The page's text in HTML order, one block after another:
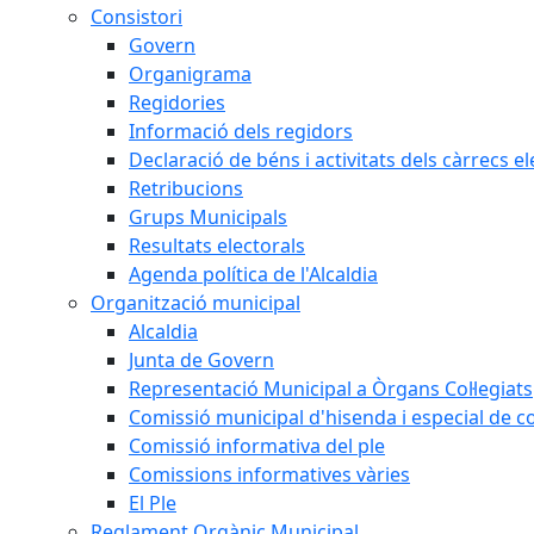
Consistori
Govern
Organigrama
Regidories
Informació dels regidors
Declaració de béns i activitats dels càrrecs
Retribucions
Grups Municipals
Resultats electorals
Agenda política de l'Alcaldia
Organització municipal
Alcaldia
Junta de Govern
Representació Municipal a Òrgans Col·legiats
Comissió municipal d'hisenda i especial de
Comissió informativa del ple
Comissions informatives vàries
El Ple